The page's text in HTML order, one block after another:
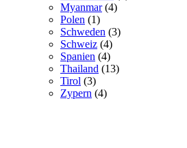
Myanmar(4)
Polen (1)
Schweden (3)
Schweiz (4)
Spanien (4)
Thailand (13)
Tirol (3)
Zypern (4)